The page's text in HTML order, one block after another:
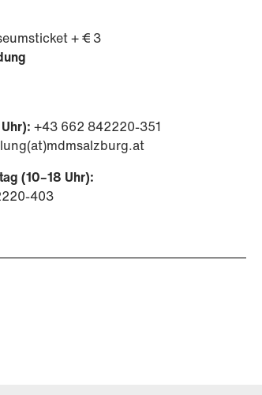
+ € 3
+43 662 842220-351
(10–18 Uhr):
403